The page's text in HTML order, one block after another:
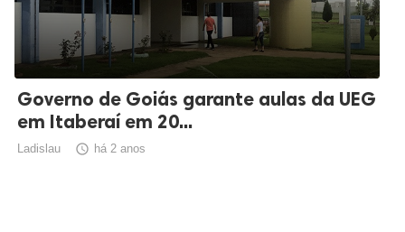
Governo de Goiás garante aulas da UEG
em Itaberaí em 20...
Ladislau  há 2 anos